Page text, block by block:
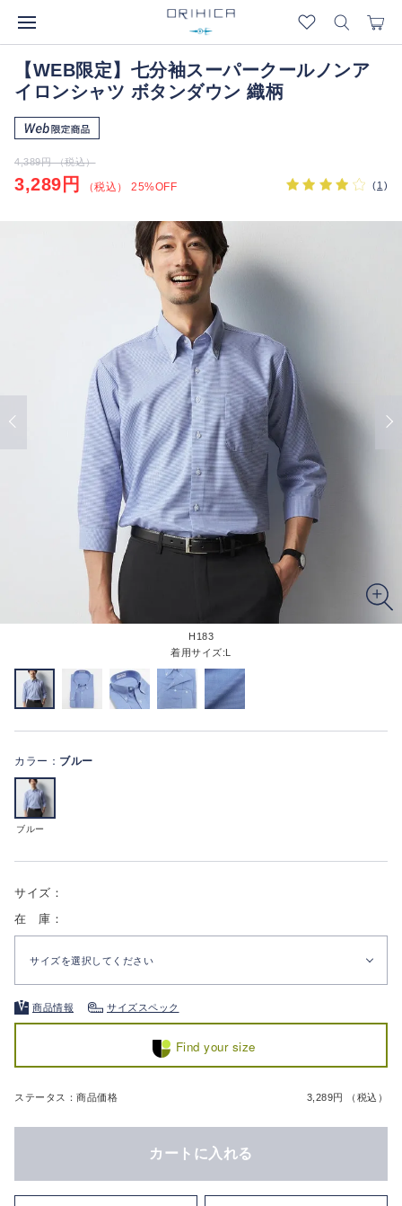
【WEB限定】七分袖スーパークールノンア
イロンシャツ ボタンダウン 織柄
4,389円 （税込）
3,289円 （税込） 25%OFF (1 )
H183
着用サイズ:L
カラー： ブルー
ブルー
サイズ：
在 庫：
サイズを選択してください
商品情報 サイズスペック
Find your size
ステータス：商品価格 3,289円 （税込）
カートに入れる